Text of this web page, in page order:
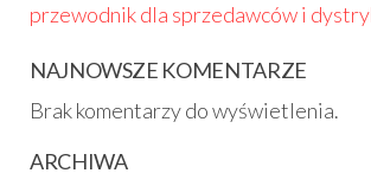
przewodnik dla sprzedawców i
NAJNOWSZE KOMENTARZE
Brak komentarzy do wyświetlenia.
ARCHIWA